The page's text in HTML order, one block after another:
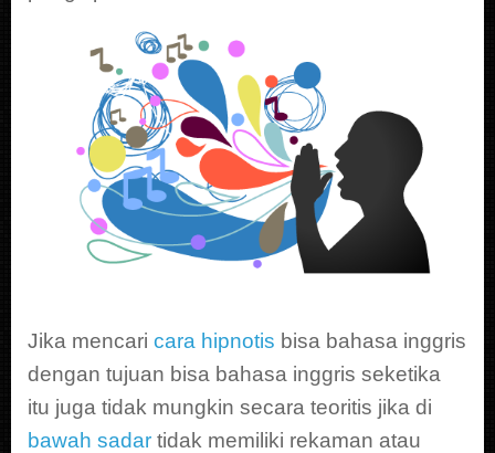
Jika mencari cara hipnotis bisa bahasa inggris
dengan tujuan bisa bahasa inggris seketika
itu juga tidak mungkin secara teoritis jika di
bawah sadar tidak memiliki rekaman atau